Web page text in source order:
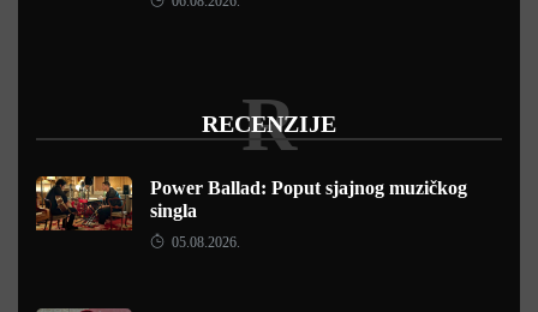
RECENZIJE
R
Power Ballad: Poput sjajnog muzičkog
singla
05.08.2026.